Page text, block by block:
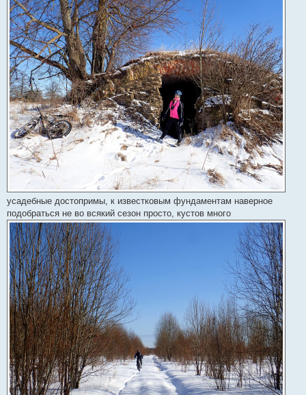
усадебные достопримы, к известковым фундаментам наверное
подобраться не во всякий сезон просто, кустов много